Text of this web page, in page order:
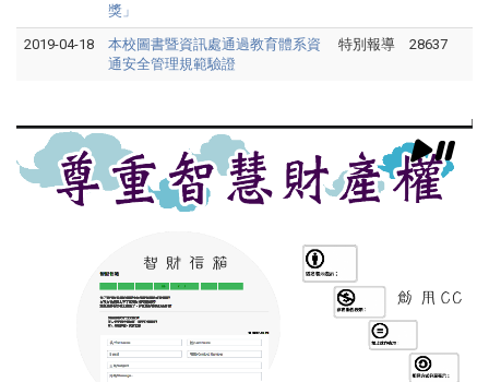
獎」
2019-04-18
本校圖書暨資訊處通過教育體系資
通安全管理規範驗證
特別報導 28637